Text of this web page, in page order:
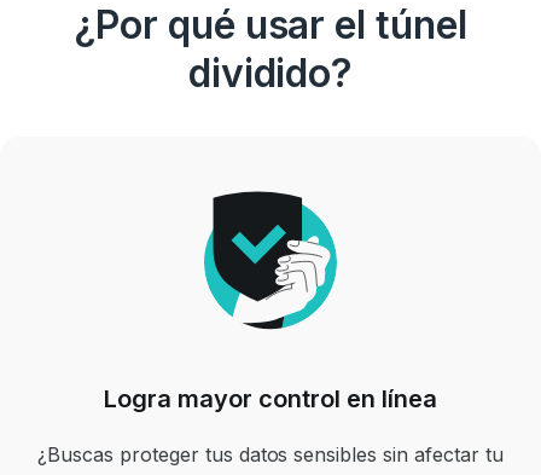
¿Por qué usar el túnel
dividido?
Logra mayor control en línea
¿Buscas proteger tus datos sensibles sin afectar tu